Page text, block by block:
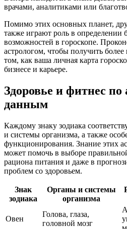
врачами, аналитиками или
Помимо этих основных планет,
также играют роль в определении
возможностей в гороскопе.
астрологом, чтобы получить
том, как ваша личная карта
бизнесе и карьере.
Здоровье и фитнес по
данным
Каждому знаку зодиака
и системы организма, а также
функционирования. Знание этих
может помочь в выборе
рациона питания и даже в
проблем со здоровьем.
Знак
зодиака
Органы и системы
организма
Овен
Голова, глаза,
головной мозг